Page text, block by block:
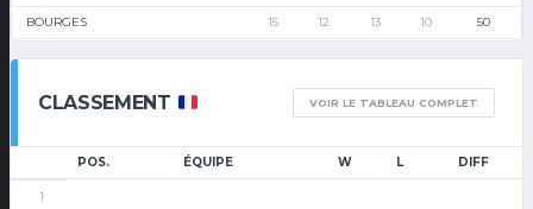
BOURGES 15 12 13 10 50
CLASSEMENT VOIR LE TABLEAU COMPLET
POS. ÉQUIPE W L DIFF
1